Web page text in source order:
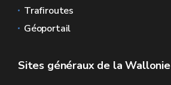
Trafiroutes
Géoportail
Sites généraux de la Wallonie